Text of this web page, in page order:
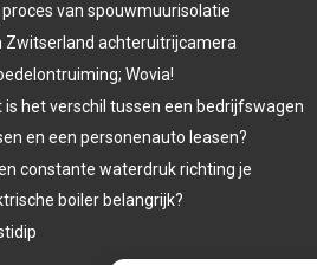
proces van spouwmuurisolatie
Zwitserland achteruitrijcamera
Wovia!
is het verschil tussen een bedrijfswagen
en een personenauto leasen?
constante waterdruk richting je
boiler belangrijk?